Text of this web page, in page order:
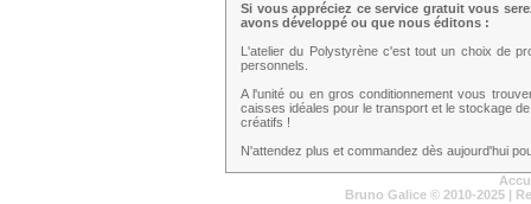
Si vous appréciez ce service gratuit vous
avons développé ou que nous éditons :
L'atelier du Polystyrène c'est tout un choix de
personnels.
A l'unité ou en gros conditionnement vous
caisses idéales pour le transport et le stockage
créatifs !
N'attendez plus et commandez dès aujourd'hui
Bruno Galice © 2010-2025 |